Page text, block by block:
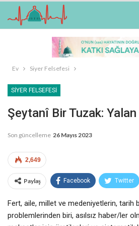
Ev Siyer Felsefesi
SIYER FELSEFESI
Şeytanî Bir Tuzak:
Son güncelleme 26 Mayıs 2023
2,649
Paylaş Facebook Twitter
Fert, aile, millet ve medeniyetlerin, tarih
problemlerinden biri, asılsız haber/ler